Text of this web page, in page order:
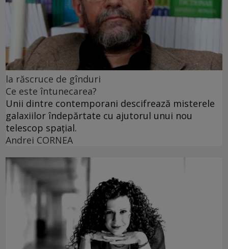
la răscruce de gînduri
Ce este întunecarea?
Unii dintre contemporani descifrează misterele
galaxiilor îndepărtate cu ajutorul unui nou
telescop spațial.
Andrei CORNEA